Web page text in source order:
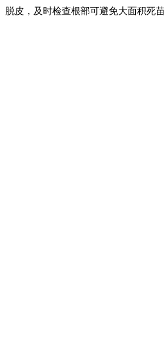
皮，及时检查根部可避免大面积死苗